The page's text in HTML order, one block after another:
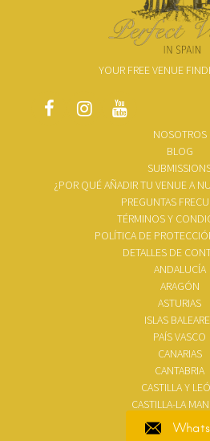
YOUR FREE VENUE
NOSOTROS
BLOG
¿POR QUÉ AÑADIR TU VENUE A
PREGUNTAS
TÉRMINOS Y
POLÍTICA DE
DETALLES DE
ANDALUCÍA
ARAGÓN
ASTURIAS
ISLAS
PAÍS VASCO
CANARIAS
CANTABRIA
CASTILLA Y
CASTILLA-LA